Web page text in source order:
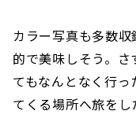
カラー写真も多数
的で美味しそう。さ
てもなんとなく行
てくる場所へ旅をし